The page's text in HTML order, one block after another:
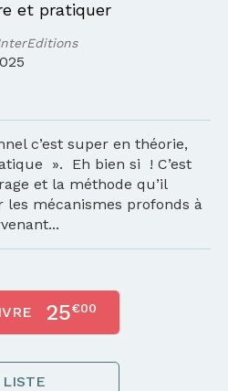
et pratiquer
c’est super en théorie,
». Eh bien si ! C’est
et la méthode qu’il
les mécanismes profonds à
25€00